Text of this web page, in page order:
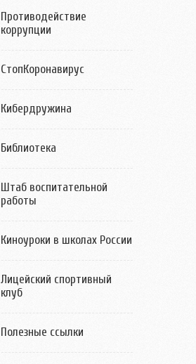
Противодействие
коррупции
СтопКоронавирус
Кибердружина
Библиотека
Штаб воспитательной
работы
Киноуроки в школах России
Лицейский спортивный
клуб
Полезные ссылки